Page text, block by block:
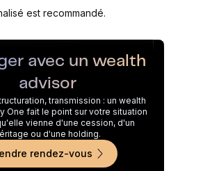
est recommandé.
avec un wealth
advisor
transmission : un wealth
One fait le point sur votre situation
vienne d'une cession, d'un
ou d'une holding.
rendez-vous